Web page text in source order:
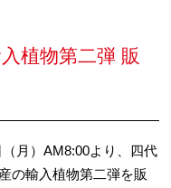
植物第二弾 販
月）AM8:00より、四代
の輸入植物第二弾を販